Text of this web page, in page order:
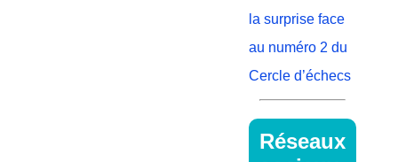
la surprise face
au numéro 2 du
Cercle d’échecs
Réseaux